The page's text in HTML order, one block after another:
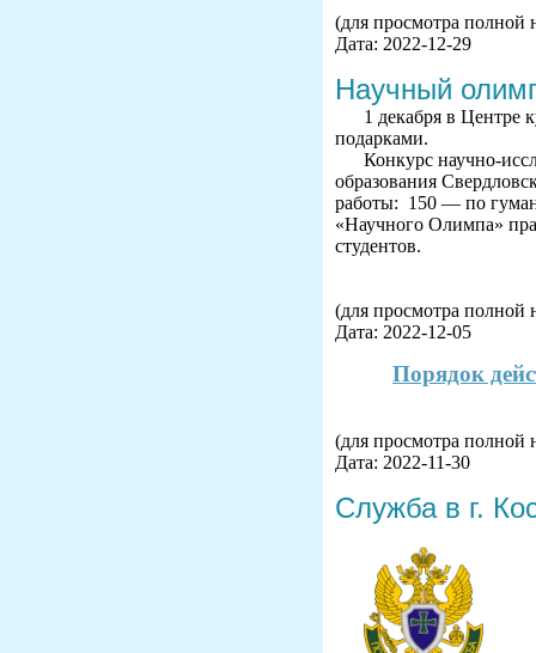
(для просмотра полной
Дата: 2022-12-29
Научный
1 декабря в Центре
подарками.
Конкурс научно-
образования
работы: 150 — по
«Научного Олимпа»
студентов.
(для просмотра полной
Дата: 2022-12-05
Порядок
(для просмотра полной
Дата: 2022-11-30
Служба в г.